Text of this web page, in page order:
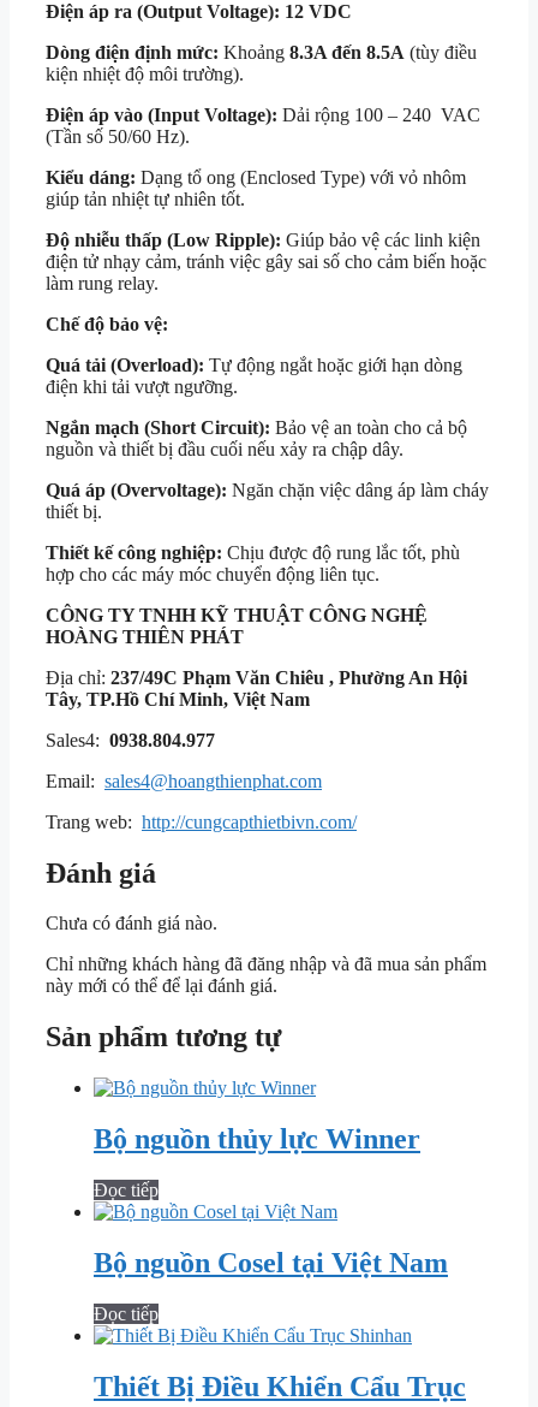
Điện áp ra (Output Voltage): 12 VDC
Dòng điện định mức: Khoảng 8.3A đến 8.5A (tùy điều
kiện nhiệt độ môi trường).
Điện áp vào (Input Voltage): Dải rộng 100 – 240 VAC
(Tần số 50/60 Hz).
Kiểu dáng: Dạng tổ ong (Enclosed Type) với vỏ nhôm
giúp tản nhiệt tự nhiên tốt.
Độ nhiễu thấp (Low Ripple): Giúp bảo vệ các linh kiện
điện tử nhạy cảm, tránh việc gây sai số cho cảm biến hoặc
làm rung relay.
Chế độ bảo vệ:
Quá tải (Overload): Tự động ngắt hoặc giới hạn dòng
điện khi tải vượt ngưỡng.
Ngắn mạch (Short Circuit): Bảo vệ an toàn cho cả bộ
nguồn và thiết bị đầu cuối nếu xảy ra chập dây.
Quá áp (Overvoltage): Ngăn chặn việc dâng áp làm cháy
thiết bị.
Thiết kế công nghiệp: Chịu được độ rung lắc tốt, phù
hợp cho các máy móc chuyển động liên tục.
CÔNG TY TNHH KỸ THUẬT CÔNG NGHỆ
HOÀNG THIÊN PHÁT
Địa chỉ: 237/49C Phạm Văn Chiêu , Phường An Hội
Tây, TP.Hồ Chí Minh, Việt Nam
Sales4: 0938.804.977
Email: sales4@hoangthienphat.com
Trang web: http://cungcapthietbivn.com/
Đánh giá
Chưa có đánh giá nào.
Chỉ những khách hàng đã đăng nhập và đã mua sản phẩm
này mới có thể để lại đánh giá.
Sản phẩm tương tự
Bộ nguồn thủy lực Winner
Đọc tiếp
Bộ nguồn Cosel tại Việt Nam
Đọc tiếp
Thiết Bị Điều Khiển Cẩu Trục